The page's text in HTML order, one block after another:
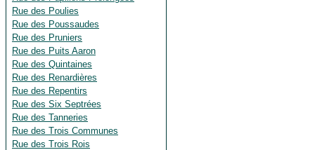
Rue des Poulies
Rue des Poussaudes
Rue des Pruniers
Rue des Puits Aaron
Rue des Quintaines
Rue des Renardières
Rue des Repentirs
Rue des Six Septrées
Rue des Tanneries
Rue des Trois Communes
Rue des Trois Rois